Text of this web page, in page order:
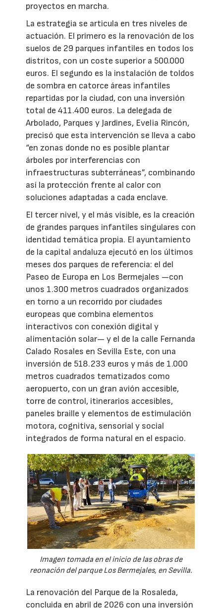
proyectos en marcha.
La estrategia se articula en tres niveles de
actuación. El primero es la renovación de los
suelos de 29 parques infantiles en todos los
distritos, con un coste superior a 500.000
euros. El segundo es la instalación de toldos
de sombra en catorce áreas infantiles
repartidas por la ciudad, con una inversión
total de 411.400 euros. La delegada de
Arbolado, Parques y Jardines, Evelia Rincón,
precisó que esta intervención se lleva a cabo
“en zonas donde no es posible plantar
árboles por interferencias con
infraestructuras subterráneas”, combinando
así la protección frente al calor con
soluciones adaptadas a cada enclave.
El tercer nivel, y el más visible, es la creación
de grandes parques infantiles singulares con
identidad temática propia. El ayuntamiento
de la capital andaluza ejecutó en los últimos
meses dos parques de referencia: el del
Paseo de Europa en Los Bermejales —con
unos 1.300 metros cuadrados organizados
en torno a un recorrido por ciudades
europeas que combina elementos
interactivos con conexión digital y
alimentación solar— y el de la calle Fernanda
Calado Rosales en Sevilla Este, con una
inversión de 518.233 euros y más de 1.000
metros cuadrados tematizados como
aeropuerto, con un gran avión accesible,
torre de control, itinerarios accesibles,
paneles braille y elementos de estimulación
motora, cognitiva, sensorial y social
integrados de forma natural en el espacio.
Imagen tomada en el inicio de las obras de
reonación del parque Los Bermejales, en Sevilla.
La renovación del Parque de la Rosaleda,
concluida en abril de 2026 con una inversión